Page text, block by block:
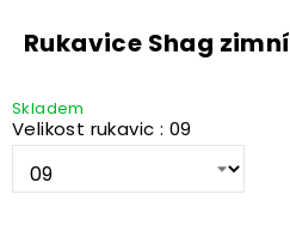
Rukavice Shag zimní
Skladem
Velikost rukavic : 09